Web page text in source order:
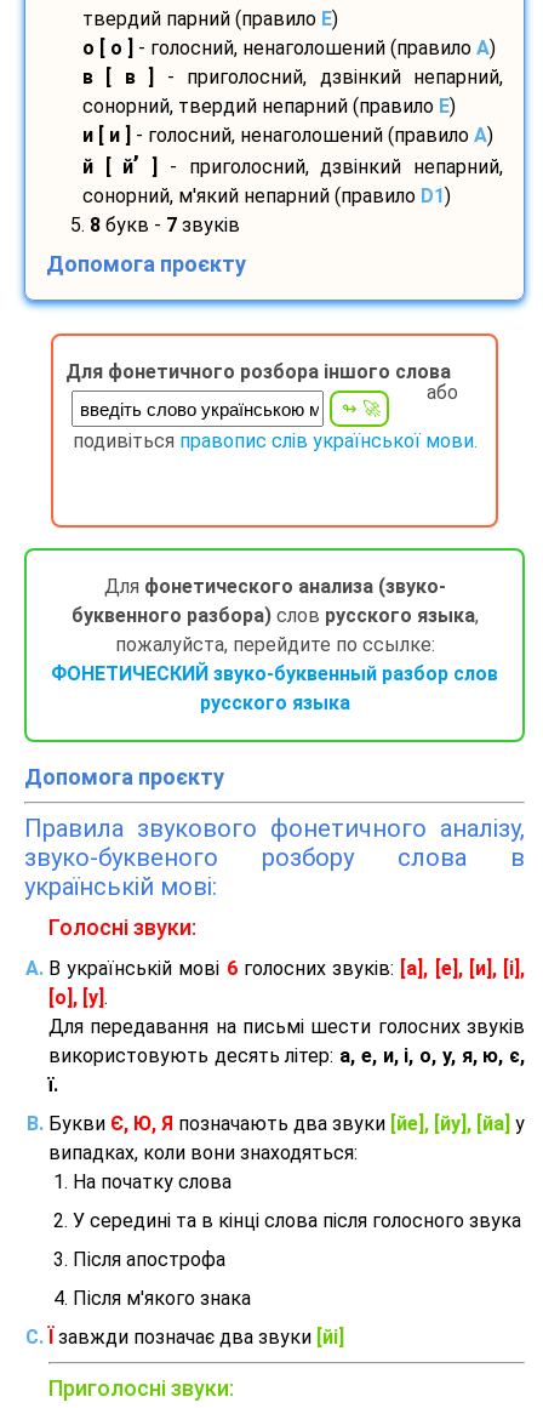
твердий парний (правило E)
о [ о ]
- голосний, ненаголошений (правило A)
в [ в ]
- приголосний, дзвінкий непарний,
сонорний, твердий непарний (правило E)
и [ и ]
- голосний, ненаголошений (правило A)
й [ й’
- приголосний, дзвінкий непарний,
сонорний, м'який непарний (правило D1)
5. 8 букв - 7 звуків
Допомога проєкту
Для фонетичного розбора іншого слова
або
подивіться правопис слів української мови.
Для фонетического анализа (звуко-
буквенного разбора)слов русского языка,
пожалуйста, перейдите по ссылке:
ФОНЕТИЧЕСКИЙ звуко-буквенный разбор слов
русского языка
Допомога проєкту
Правила звукового фонетичного аналізу,
звуко-буквеного розбору слова в
українській мові:
Голосні звуки:
В українській мові 6голосних звуків:
[а], [е], [и], [і],
[о], [у] .
Для передавання на письмі шести голосних звуків
використовують десять літер: а, е, и, і, о, у, я, ю, є,
ї.
Букви Є, Ю, Я позначають два звуки [йе], [йу], [йа] у
випадках, коли вони знаходяться:
На початку слова
У середині та в кінці слова після голосного звука
Після апострофа
Після м'якого знака
завжди позначає два звуки [йі]
Приголосні звуки: